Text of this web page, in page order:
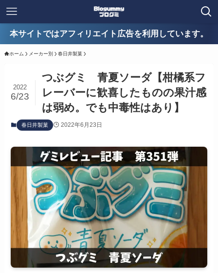
本サイトではアフィリエイト広告を利用しています。
ホーム メーカー別 春日井製菓
つぶグミ 青夏ソーダ【柑橘系フ
レーバーに歓喜したものの果汁感
は弱め。でも中毒性はあり】
2022
6/23
春日井製菓 2022年6月23日